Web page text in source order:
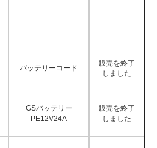
バッテリーコード
販売を終了
しました
GSバッテリー
PE12V24A
販売を終了
しました